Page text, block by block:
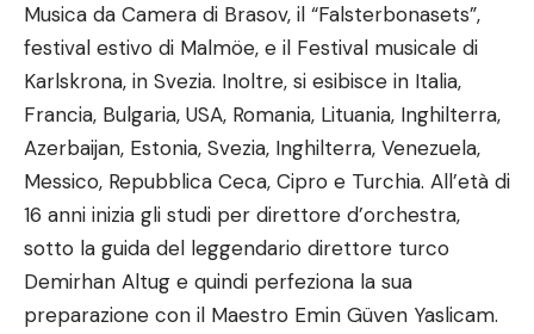
Musica da Camera di Brasov, il “Falsterbonasets”,
festival estivo di Malmöe, e il Festival musicale di
Karlskrona, in Svezia. Inoltre, si esibisce in Italia,
Francia, Bulgaria, USA, Romania, Lituania, Inghilterra,
Azerbaijan, Estonia, Svezia, Inghilterra, Venezuela,
Messico, Repubblica Ceca, Cipro e Turchia. All’età di
16 anni inizia gli studi per direttore d’orchestra,
sotto la guida del leggendario direttore turco
Demirhan Altug e quindi perfeziona la sua
preparazione con il Maestro Emin Güven Yaslicam.